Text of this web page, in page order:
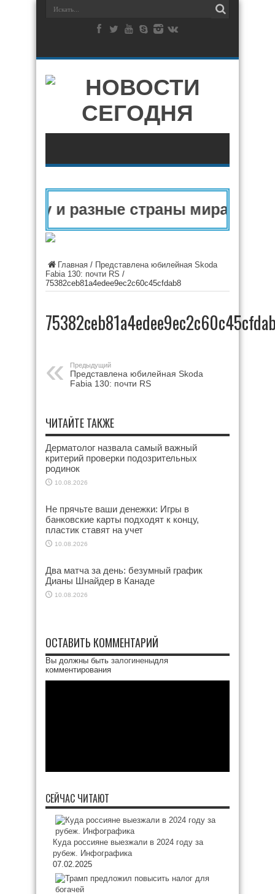
и разные страны мира в 2025
Главная / Представлена юбилейная Skoda
Fabia 130: почти RS /
75382ceb81a4edee9ec2c60c45cfdab8
Предыдущий
Представлена юбилейная Skoda
Fabia 130: почти RS
ЧИТАЙТЕ ТАКЖЕ
Дерматолог назвала самый важный
критерий проверки подозрительных
родинок
10.08.2026
Не прячьте ваши денежки: Игры в
банковские карты подходят к концу,
пластик ставят на учет
10.08.2026
Два матча за день: безумный график
Дианы Шнайдер в Канаде
10.08.2026
ОСТАВИТЬ КОММЕНТАРИЙ
Вы должны быть залогиненыдля
комментирования
СЕЙЧАС ЧИТАЮТ
Куда россияне выезжали в 2024 году за
рубеж. Инфографика
07.02.2025